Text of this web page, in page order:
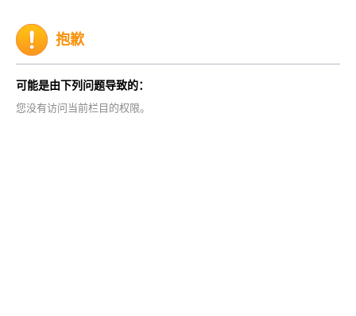
抱歉
可能是由下列问题导致的：
您没有访问当前栏目的权限。